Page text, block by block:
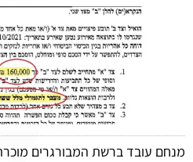
מנחם עובד ברשת המבורגרים